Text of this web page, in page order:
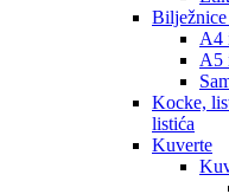
A4
A5
Kocke,
listića
Kuverte